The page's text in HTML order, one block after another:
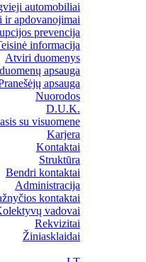
automobiliai
ir apdovanojimai
prevencija
informacija
Atviri duomenys
apsauga
apsauga
Nuorodos
D.U.K.
su visuomene
Karjera
Kontaktai
Struktūra
Bendri kontaktai
Administracija
kontaktai
vadovai
Rekvizitai
Žiniasklaidai